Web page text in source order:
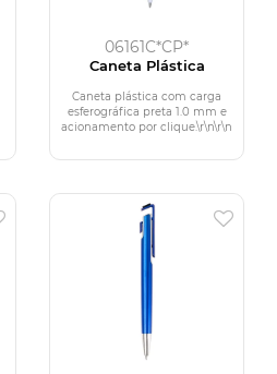
06161C*CP*
Caneta Plástica
Caneta plástica com carga
esferográfica preta 1.0 mm e
acionamento por clique.\r\n\r\n